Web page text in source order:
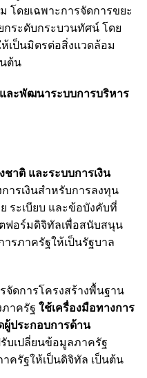
โดยเฉพาะการจัดการขยะ
ระดับกระบวนทัศน์ โดย
เป็นมิตรต่อสิ่งแวดล้อม
ต้น
ละพัฒนาระบบการบริหาร
าติ และระบบการเงิน
ารเงินสำหรับการลงทุน
ระเบียบ และข้อบังคับที่
ฟอร์มดิจิทัลเพื่อสนับสนุน
รภาครัฐให้เป็นรัฐบาล
จัดการโครงสร้างพื้นฐาน
าครัฐ ใช้เครื่องมือทางการ
ผู้ประกอบการด้าน
บเปลี่ยนข้อมูลภาครัฐ
ครัฐให้เป็นดิจิทัล เป็นต้น